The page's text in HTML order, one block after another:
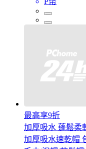
最高享9折
加厚吸水 蓬鬆柔
加厚吸水速乾帽